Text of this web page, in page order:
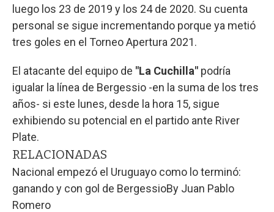
luego los 23 de 2019 y los 24 de 2020. Su cuenta
personal se sigue incrementando porque ya metió
tres goles en el Torneo Apertura 2021.
El atacante del equipo de "La Cuchilla" podría
igualar la línea de Bergessio -en la suma de los tres
años- si este lunes, desde la hora 15, sigue
exhibiendo su potencial en el partido ante River
Plate.
RELACIONADAS
Nacional empezó el Uruguayo como lo terminó:
ganando y con gol de BergessioBy Juan Pablo
Romero